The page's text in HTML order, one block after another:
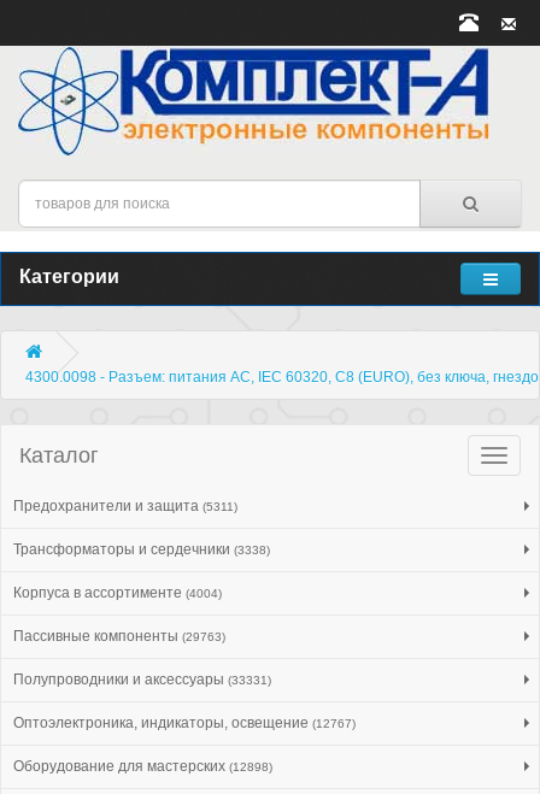
Категории
4300.0098 - Разъем: питания AC, IEC 60320, C8 (EURO), без ключа,
Каталог
Предохранители и защита (5311)
Трансформаторы и сердечники (3338)
Корпуса в ассортименте (4004)
Пассивные компоненты (29763)
Полупроводники и аксессуары (33331)
Оптоэлектроника, индикаторы, освещение (12767)
Оборудование для мастерских (12898)